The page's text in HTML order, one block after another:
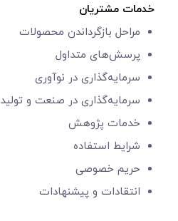
خدمات مشتریان
مراحل بازگرداندن محصولات
پرسش‌های متداول
سرمایه‌گذاری در نوآوری
سرمایه‌گذاری در صنعت و تولید
خدمات پژوهش
شرایط استفاده
حریم خصوصی
انتقادات و پیشنهادات